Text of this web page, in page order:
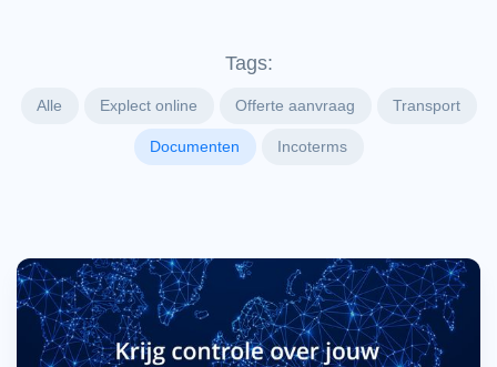
Tags:
Alle Explect online Offerte aanvraag Transport
Documenten Incoterms